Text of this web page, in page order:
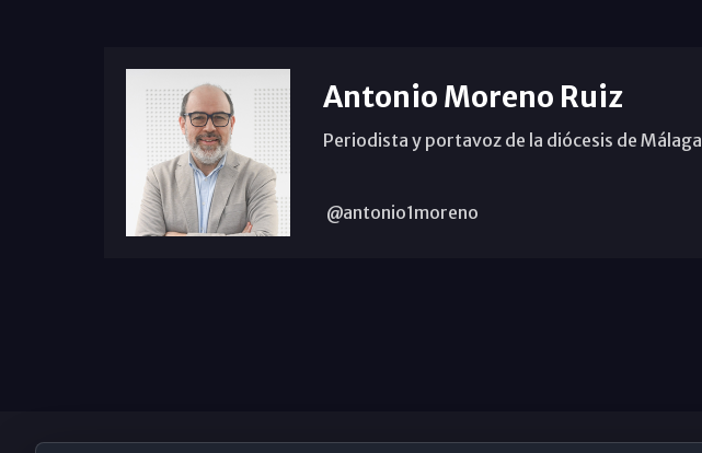
Antonio Moreno Ruiz
Periodista y portavoz de la diócesis de Málaga
@antonio1moreno